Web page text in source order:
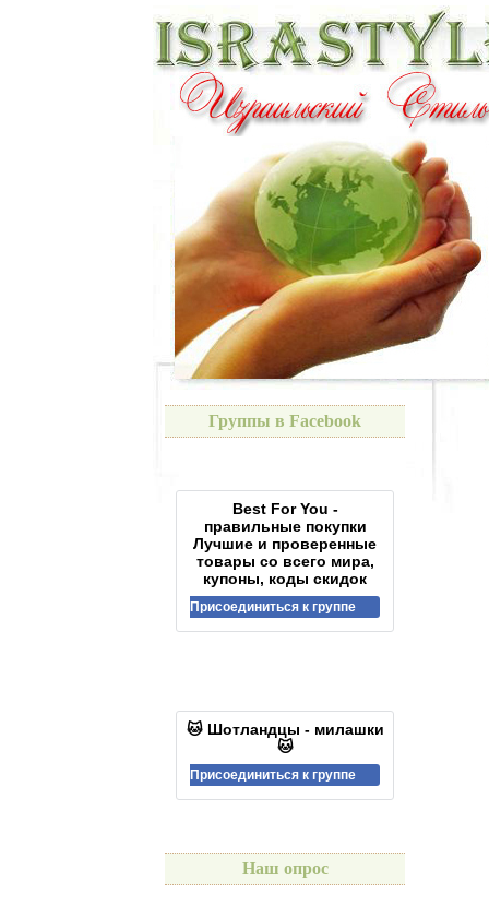
Группы в Facebook
Best For You -
правильные покупки
Лучшие и проверенные
товары со всего мира,
купоны, коды скидок
Присоединиться к группе
🐱 Шотландцы - милашки
🐱
Присоединиться к группе
Наш опрос